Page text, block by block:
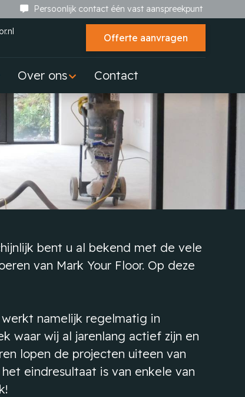
Persoonlijk contact één vast aanspreekpunt
Offerte aanvragen
Over ons Contact
bent u al bekend met de vele
van Mark Your Floor. Op deze
namelijk regelmatig in
waar wij al jarenlang actief zijn en
lopen de projecten uiteen van
eindresultaat is van enkele van